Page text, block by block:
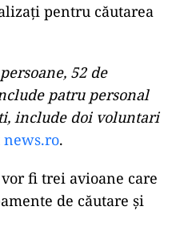
pentru căutarea
52 de
patru personal
include doi voluntari
news.ro.